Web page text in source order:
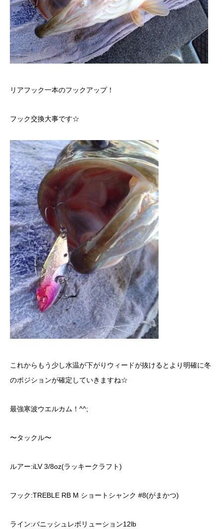
リアフック一本のフックアップ！
フック交換大事です☆
これからもう少し水温が下がりウィードが抜けるとより明確に冬
のポジションが確定していきますね☆
最強寒波ウエルカム！^^;
〜タックル〜
ルアー:iLV 3/8oz(ラッキークラフト)
フック:TREBLE RB M ショートシャンク #8(がまかつ)
ライン:バニッシュレボリューション12lb